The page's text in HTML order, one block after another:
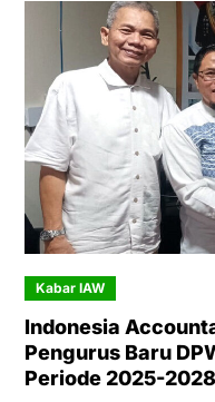
Kabar IAW
Indonesia
Pengurus Baru
Periode 2025-2028